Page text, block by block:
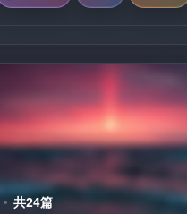
共24篇